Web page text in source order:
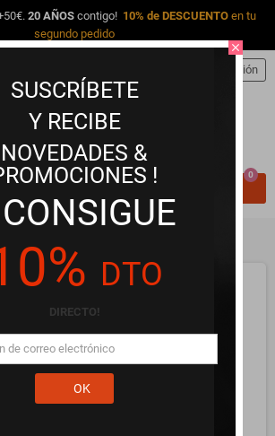
20 AÑOS contigo! 10% de DESCUENTO en tu
segundo pedido
Iniciar sesión
0
close
SUSCRÍBETE
Y RECIBE
NOVEDADES &
!
DTO
DIRECTO!
OK